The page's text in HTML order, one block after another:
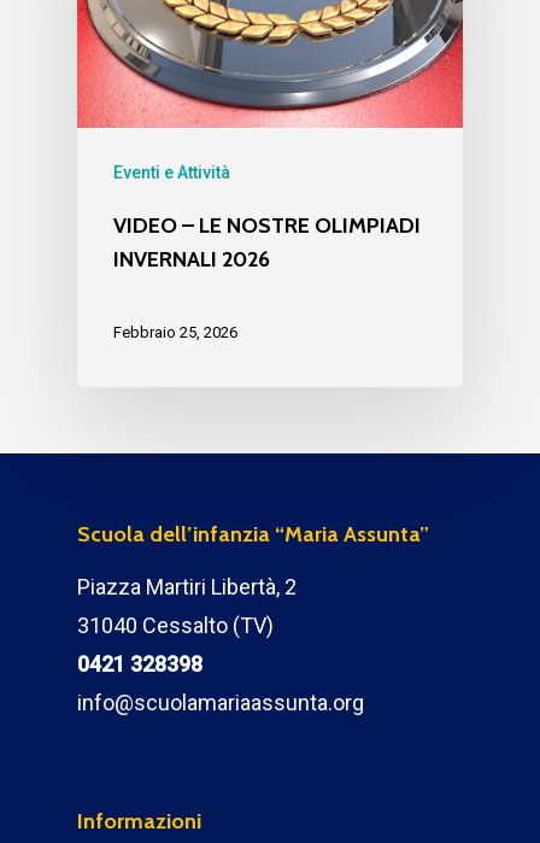
Eventi e Attività
VIDEO – LE NOSTRE OLIMPIADI
INVERNALI 2026
Febbraio 25, 2026
Scuola dell’infanzia “Maria Assunta”
Piazza Martiri Libertà, 2
31040 Cessalto (TV)
0421 328398
info@scuolamariaassunta.org
Informazioni